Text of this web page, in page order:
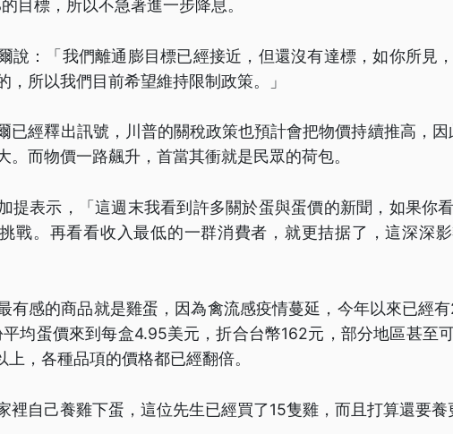
目標，所以不急著進一步降息。
說：「我們離通膨目標已經接近，但還沒有達標，如你所見
，所以我們目前希望維持限制政策。」
已經釋出訊號，川普的關稅政策也預計會把物價持續推高，因
。而物價一路飆升，首當其衝就是民眾的荷包。
提表示，「這週末我看到許多關於蛋與蛋價的新聞，如果你
戰。再看看收入最低的一群消費者，就更拮据了，這深深
有感的商品就是雞蛋，因為禽流感疫情蔓延，今年以來已經
均蛋價來到每盒4.95美元，折合台幣162元，部分地區甚至
，各種品項的價格都已經翻倍。
裡自己養雞下蛋，這位先生已經買了15隻雞，而且打算還要養